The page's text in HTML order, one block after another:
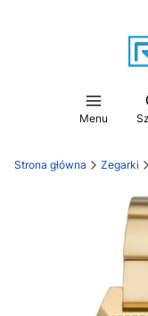
Menu
Strona główna Zegarki